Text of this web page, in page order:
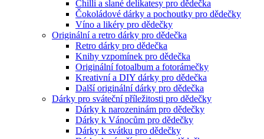
Chilli a slané delikatesy pro dědečka
Čokoládové dárky a pochoutky pro dědečky
Víno a likéry pro dědečky
Originální a retro dárky pro dědečka
Retro dárky pro dědečka
Knihy vzpomínek pro dědečka
Originální fotoalbum a fotorámečky
Kreativní a DIY dárky pro dědečka
Další originální dárky pro dědečka
Dárky pro sváteční příležitosti pro dědečky
Dárky k narozeninám pro dědečky
Dárky k Vánocům pro dědečky
Dárky k svátku pro dědečky